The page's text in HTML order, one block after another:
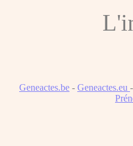
Geneactes.be - Geneactes.eu -